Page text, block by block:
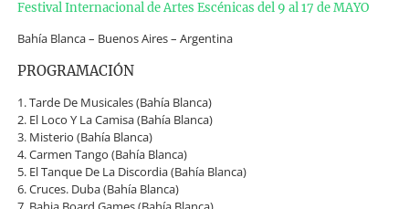
Festival Internacional de Artes Escénicas del 9 al 17 de MAYO
Bahía Blanca – Buenos Aires – Argentina
PROGRAMACIÓN
1. Tarde De Musicales (Bahía Blanca)
2. El Loco Y La Camisa (Bahía Blanca)
3. Misterio (Bahía Blanca)
4. Carmen Tango (Bahía Blanca)
5. El Tanque De La Discordia (Bahía Blanca)
6. Cruces. Duba (Bahía Blanca)